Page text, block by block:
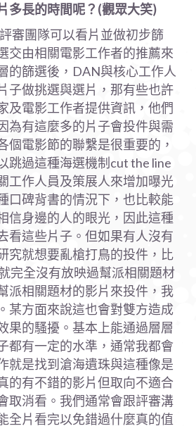
多長的時間呢？(觀眾大笑)
審團隊可以看片並做初步篩
交由相關電影工作者的推薦來
的篩選後，DAN與核心工作人
子做挑選與選片，那有些也許
及電影工作者提供資訊，他們
為有這麼多的片子會投件與需
個電影節的聯繫是很重要的，
跳過這種海選機制cut the line
工作人員及策展人來增加曝光
口碑背書的情況下，也比較能
信身邊的人的眼光，因此這種
看這些片子。但如果有人沒有
究就想要亂槍打鳥的投件，比
完全沒有放映過幫派相關題材
派相關題材的影片來投件，我
某方面來說這也會對雙方造成
果的騷擾。基本上能通過層層
都有一定的水準，通常我都會
就是找到滄海遺珠與這種像是
的有不錯的影片但取向不適合
取消看。我們通常會跟評審溝
全片看完以免錯過什麼真的值